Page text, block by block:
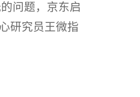
问题，京东启
研究员王微指